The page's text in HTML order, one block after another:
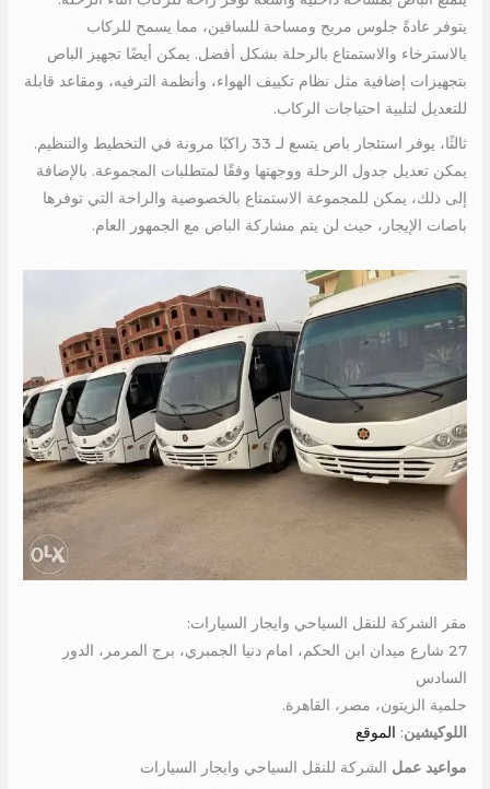
يتوفر عادةً جلوس مريح ومساحة للساقين، مما يسمح للركاب
بالاسترخاء والاستمتاع بالرحلة بشكل أفضل. يمكن أيضًا تجهيز الباص
بتجهيزات إضافية مثل نظام تكييف الهواء، وأنظمة الترفيه، ومقاعد قابلة
للتعديل لتلبية احتياجات الركاب.
ثالثًا، يوفر استئجار باص يتسع لـ 33 راكبًا مرونة في التخطيط والتنظيم.
يمكن تعديل جدول الرحلة ووجهتها وفقًا لمتطلبات المجموعة. بالإضافة
إلى ذلك، يمكن للمجموعة الاستمتاع بالخصوصية والراحة التي توفرها
باصات الإيجار، حيث لن يتم مشاركة الباص مع الجمهور العام.
مقر الشركة للنقل السياحي وايجار السيارات:
27 شارع ميدان ابن الحكم، امام دنيا الجمبري، برج المرمر، الدور
السادس
حلمية الزيتون، مصر، القاهرة.
اللوكيشين: الموقع
مواعيد عمل الشركة للنقل السياحي وايجار السيارات